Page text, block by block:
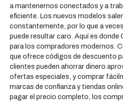
a mantenernos conectados y a
eficiente. Los nuevos modelos
constantemente, por lo que a
puede resultar caro. Aquí es donde
para los compradores modernos.
que ofrece códigos de descuento
clientes pueden ahorrar dinero
ofertas especiales, y comprar
marcas de confianza y tiendas
pagar el precio completo, los